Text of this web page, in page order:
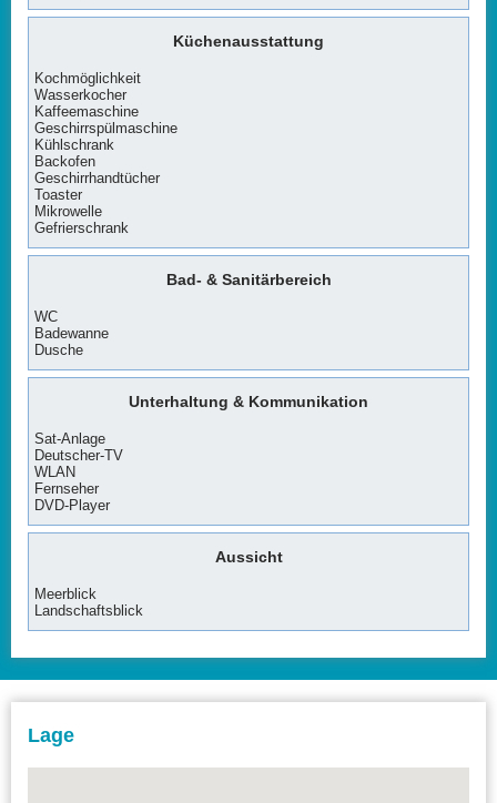
Küchenausstattung
Kochmöglichkeit
Wasserkocher
Kaffeemaschine
Geschirrspülmaschine
Kühlschrank
Backofen
Geschirrhandtücher
Toaster
Mikrowelle
Gefrierschrank
Bad- & Sanitärbereich
WC
Badewanne
Dusche
Unterhaltung & Kommunikation
Sat-Anlage
Deutscher-TV
WLAN
Fernseher
DVD-Player
Aussicht
Meerblick
Landschaftsblick
Lage